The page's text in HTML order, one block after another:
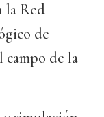
la Red
de
de la